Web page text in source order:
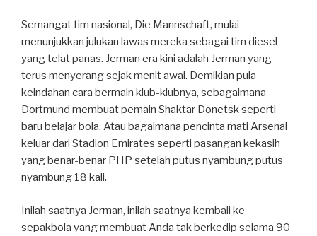
Semangat tim nasional, Die Mannschaft, mulai
menunjukkan julukan lawas mereka sebagai tim diesel
yang telat panas. Jerman era kini adalah Jerman yang
terus menyerang sejak menit awal. Demikian pula
keindahan cara bermain klub-klubnya, sebagaimana
Dortmund membuat pemain Shaktar Donetsk seperti
baru belajar bola. Atau bagaimana pencinta mati Arsenal
keluar dari Stadion Emirates seperti pasangan kekasih
yang benar-benar PHP setelah putus nyambung putus
nyambung 18 kali.
Inilah saatnya Jerman, inilah saatnya kembali ke
sepakbola yang membuat Anda tak berkedip selama 90